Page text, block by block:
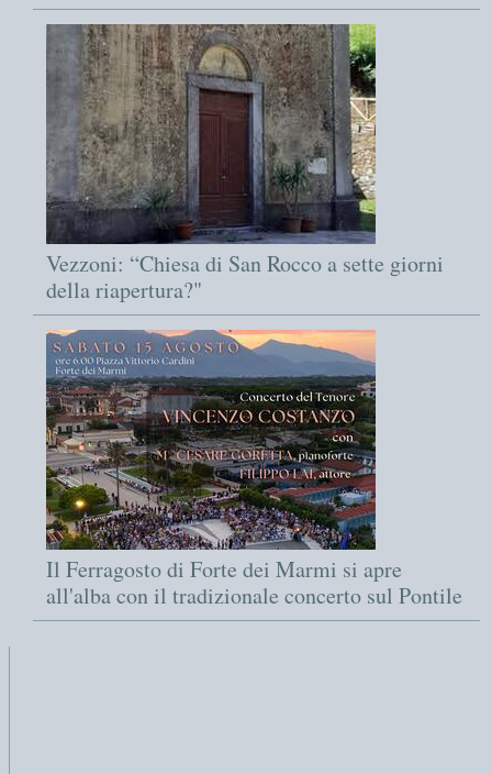
Vezzoni: “Chiesa di San Rocco a sette giorni
della riapertura?"
Il Ferragosto di Forte dei Marmi si apre
all'alba con il tradizionale concerto sul Pontile